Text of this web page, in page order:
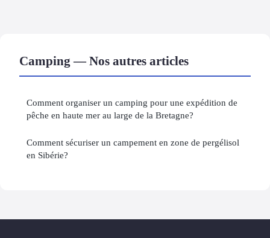
Camping — Nos autres articles
Comment organiser un camping pour une expédition de
pêche en haute mer au large de la Bretagne?
Comment sécuriser un campement en zone de pergélisol
en Sibérie?